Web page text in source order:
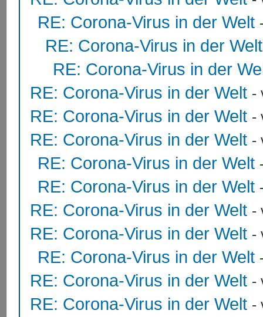
RE: Corona-Virus in der Welt
RE: Corona-Virus in der Welt
RE: Corona-Virus in der
RE: Corona-Virus in der Welt -
RE: Corona-Virus in der Welt -
RE: Corona-Virus in der Welt -
RE: Corona-Virus in der Welt
RE: Corona-Virus in der Welt
RE: Corona-Virus in der Welt -
RE: Corona-Virus in der Welt -
RE: Corona-Virus in der Welt
RE: Corona-Virus in der Welt -
RE: Corona-Virus in der Welt -